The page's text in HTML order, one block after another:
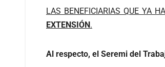
LAS BENEFICIARIAS QUE YA
EXTENSIÓN.
Al respecto, el Seremi del